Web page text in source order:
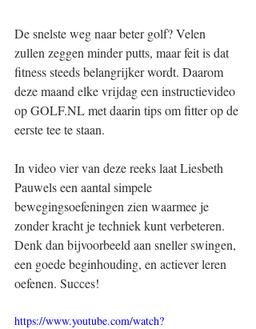
De snelste weg naar beter golf? Velen
zullen zeggen minder putts, maar feit is dat
fitness steeds belangrijker wordt. Daarom
deze maand elke vrijdag een instructievideo
op GOLF.NL met daarin tips om fitter op de
eerste tee te staan.
In video vier van deze reeks laat Liesbeth
Pauwels een aantal simpele
bewegingsoefeningen zien waarmee je
zonder kracht je techniek kunt verbeteren.
Denk dan bijvoorbeeld aan sneller swingen,
een goede beginhouding, en actiever leren
oefenen. Succes!
https://www.youtube.com/watch?